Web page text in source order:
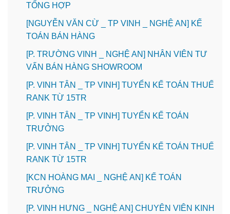
TỔNG HỢP
[NGUYỄN VĂN CỪ _ TP VINH _ NGHỆ AN] KẾ
TOÁN BÁN HÀNG
[P. TRƯỜNG VINH _ NGHỆ AN] NHÂN VIÊN TƯ
VẤN BÁN HÀNG SHOWROOM
[P. VINH TÂN _ TP VINH] TUYỂN KẾ TOÁN THUẾ
RANK TỪ 15TR
[P. VINH TÂN _ TP VINH] TUYỂN KẾ TOÁN
TRƯỞNG
[P. VINH TÂN _ TP VINH] TUYỂN KẾ TOÁN THUẾ
RANK TỪ 15TR
️[KCN HOÀNG MAI _ NGHỆ AN] KẾ TOÁN
TRƯỞNG
️[P. VINH HƯNG _ NGHỆ AN] CHUYÊN VIÊN KINH